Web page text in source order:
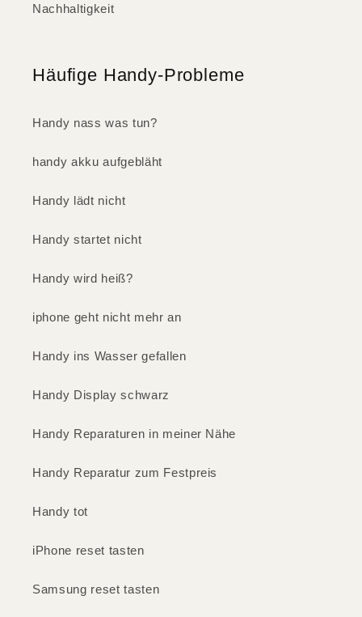
Nachhaltigkeit
Häufige Handy-Probleme
Handy nass was tun?
handy akku aufgebläht
Handy lädt nicht
Handy startet nicht
Handy wird heiß?
iphone geht nicht mehr an
Handy ins Wasser gefallen
Handy Display schwarz
Handy Reparaturen in meiner Nähe
Handy Reparatur zum Festpreis
Handy tot
iPhone reset tasten
Samsung reset tasten